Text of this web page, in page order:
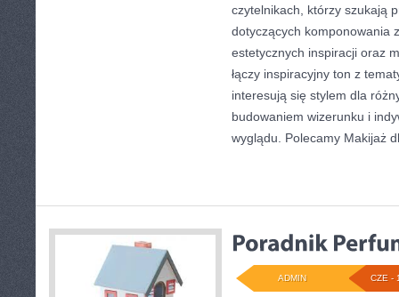
czytelnikach, którzy szukają
dotyczących komponowania
estetycznych inspiracji oraz
łączy inspiracyjny ton z
interesują się stylem dla
budowaniem wizerunku i
wyglądu. Polecamy Makijaż
CZE -
ADMIN